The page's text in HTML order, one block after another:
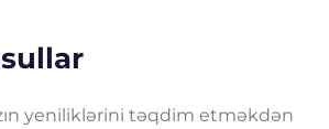
yeniliklərini təqdim etməkdən